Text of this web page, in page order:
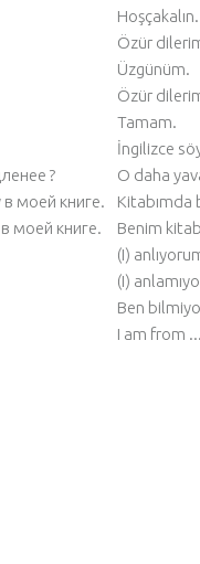
Özür
Üzgünüm.
Özür
Tamam.
İngilizce
?
O daha
моей книге.
Kitabımda
моей книге.
Benim
(I)
(I)
Ben
I am from ...